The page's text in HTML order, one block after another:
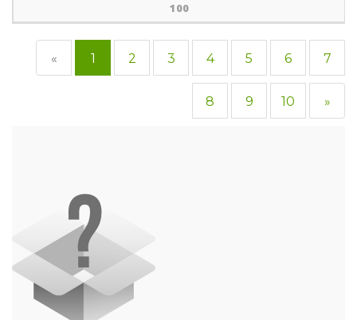
100
« 1 2 3 4 5 6 7
8 9 10 »